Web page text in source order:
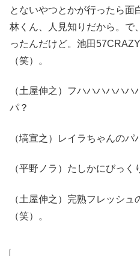
とないやつとかが行ったら面
林くん、人見知りだから。で
ったんだけど。池田
（笑）。
（土屋伸之）フハハハハハ
パ？
（塙宣之）レイラちゃんのパ
（平野ノラ）たしかにびっく
（土屋伸之）完熟フレッシ
（笑）。